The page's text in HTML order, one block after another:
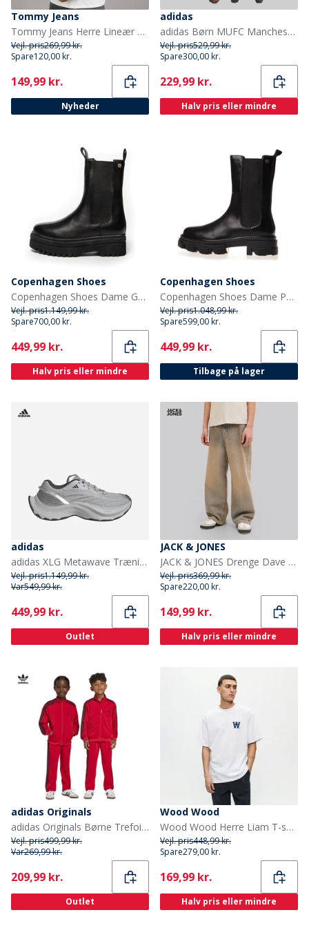
Tommy Jeans
Tommy Jeans Herre Lineær Logo T-shirt Ecru/Bahama Green
Vejl. pris269,99 kr.
Spare120,00 kr.
Current
149,99 kr.
Nyheder
adidas
adidas Børn MUFC Manchester United 24/25 Hjemme Mini Sæt Mufc Red
Vejl. pris529,99 kr.
Spare300,00 kr.
Current
229,99 kr.
Halv pris eller mindre
Copenhagen Shoes
Copenhagen Shoes Dame Going Læder Copenhagen Støvler 001 Sort
Vejl. pris1.149,99 kr.
Spare700,00 kr.
Current
449,99 kr.
Halv pris eller mindre
Copenhagen Shoes
Copenhagen Shoes Dame Penny Piger Støvler 001 Sort
Vejl. pris1.048,99 kr.
Spare599,00 kr.
Current
449,99 kr.
Tilbage på lager
adidas
adidas XLG Metawave Træningssko Grey Two/Carbon Silver/Silver Metallic
Vejl. pris1.149,99 kr.
Var549,99 kr.
Current
449,99 kr.
Outlet
JACK & JONES
JACK & JONES Drenge Dave Original St 263 Baggy Fit Jeans Blue Denim
Vejl. pris369,99 kr.
Spare220,00 kr.
Current
149,99 kr.
Halv pris eller mindre
adidas Originals
adidas Originals Børne Trefoil Firebird Tracksuit Better Scarlet/Sort
Vejl. pris499,99 kr.
Var269,99 kr.
Current
209,99 kr.
Outlet
Wood Wood
Wood Wood Herre Liam T-shirt Bright White Np
Vejl. pris448,99 kr.
Spare279,00 kr.
Current
169,99 kr.
Halv pris eller mindre